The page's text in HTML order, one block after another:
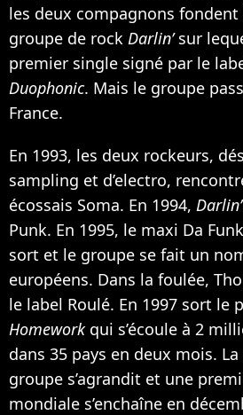
les deux compagnons
groupe de rock Darlin’sur
premier single signé par le
Duophonic. Mais le groupe
France.
En 1993, les deux rockeurs,
sampling et d’electro,
écossais Soma. En 1994, Darlin’
Punk. En 1995, le maxi Da
sort et le groupe se fait un
européens. Dans la foulée,
le label Roulé. En 1997 sort le
Homeworkqui s’écoule à 2
dans 35 pays en deux mois.
groupe s’agrandit et une
mondiale s’enchaîne en